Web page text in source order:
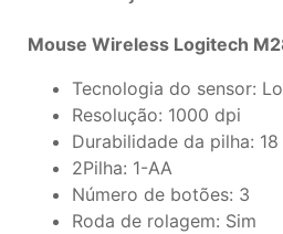
Mouse Wireless Logitech
Tecnologia do sensor:
Resolução: 1000 dpi
Durabilidade da pilha: 18
2Pilha: 1-AA
Número de botões: 3
Roda de rolagem: Sim